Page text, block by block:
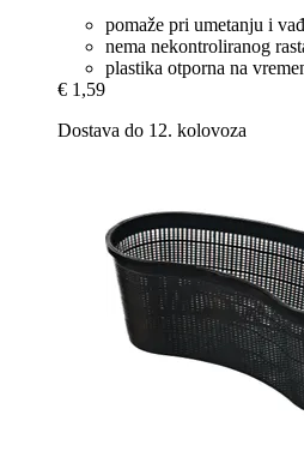
pomaže pri umetanju i
nema nekontroliranog
plastika otporna na
€ 1,59
Dostava do 12. kolovoza